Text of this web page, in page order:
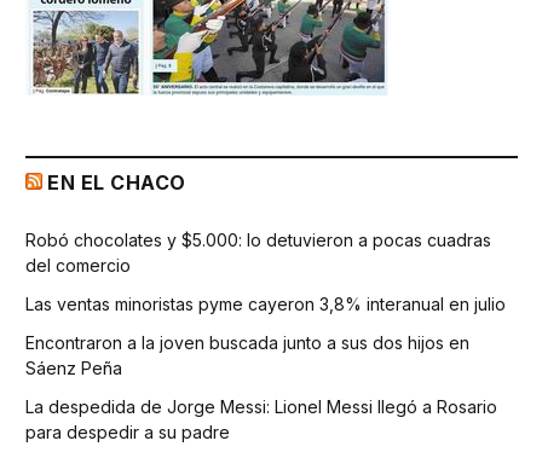
EN EL CHACO
Robó chocolates y $5.000: lo detuvieron a pocas cuadras
del comercio
Las ventas minoristas pyme cayeron 3,8% interanual en julio
Encontraron a la joven buscada junto a sus dos hijos en
Sáenz Peña
La despedida de Jorge Messi: Lionel Messi llegó a Rosario
para despedir a su padre